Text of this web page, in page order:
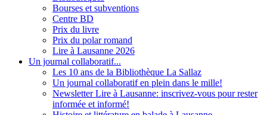
Bourses et subventions
Centre BD
Prix du livre
Prix du polar romand
Lire à Lausanne 2026
Un journal collaboratif...
Les 10 ans de la Bibliothèque La Sallaz
Un journal collaboratif en plein dans le mille!
Newsletter Lire à Lausanne: inscrivez-vous pour rester
informée et informé!